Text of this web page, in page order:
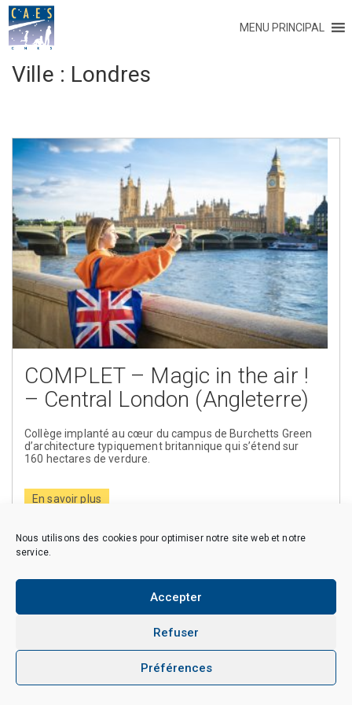
Nous utilisons des cookies pour optimiser notre site web et notre
service.
Accepter
Refuser
Préférences
MENU PRINCIPAL
Ville : Londres
COMPLET – Magic in the air !
– Central London (Angleterre)
Collège implanté au cœur du campus de Burchetts Green
d’architecture typiquement britannique qui s’étend sur
160 hectares de verdure.
En savoir plus
Politique de cookies (EU)
Politique de confidentialité
Mentions Légales et Politique des données personnelles
Crédits